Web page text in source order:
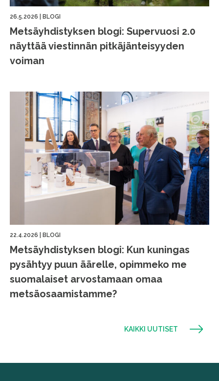
26.5.2026 BLOGI
Metsäyhdistyksen blogi: Supervuosi 2.0
näyttää viestinnän pitkäjänteisyyden
voiman
22.4.2026 BLOGI
Metsäyhdistyksen blogi: Kun kuningas
pysähtyy puun äärelle, opimmeko me
suomalaiset arvostamaan omaa
metsäosaamistamme?
KAIKKI UUTISET